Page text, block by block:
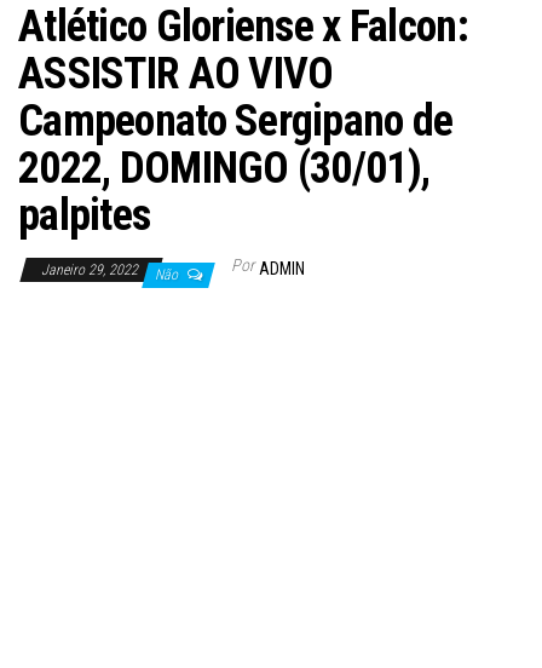
Atlético Gloriense x Falcon:
ASSISTIR AO VIVO
Campeonato Sergipano de
2022, DOMINGO (30/01),
palpites
Janeiro 29, 2022 Não Por ADMIN